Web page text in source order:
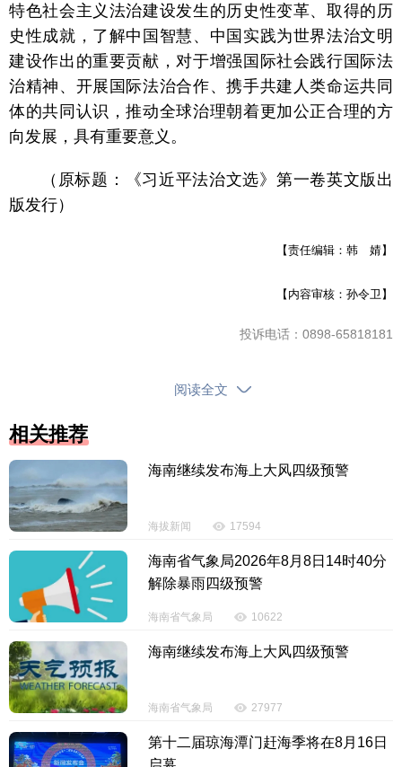
特色社会主义法治建设发生的历史性变革、取得的历
史性成就，了解中国智慧、中国实践为世界法治文明
建设作出的重要贡献，对于增强国际社会践行国际法
治精神、开展国际法治合作、携手共建人类命运共同
体的共同认识，推动全球治理朝着更加公正合理的方
向发展，具有重要意义。
（原标题：《习近平法治文选》第一卷英文版出
版发行）
【责任编辑：韩 婧】
【内容审核：孙令卫】
投诉电话：0898-65818181
阅读全文
相关推荐
海南继续发布海上大风四级预警
海拔新闻 17594
海南省气象局2026年8月8日14时40分
解除暴雨四级预警
海南省气象局 10622
海南继续发布海上大风四级预警
海南省气象局 27977
第十二届琼海潭门赶海季将在8月16日